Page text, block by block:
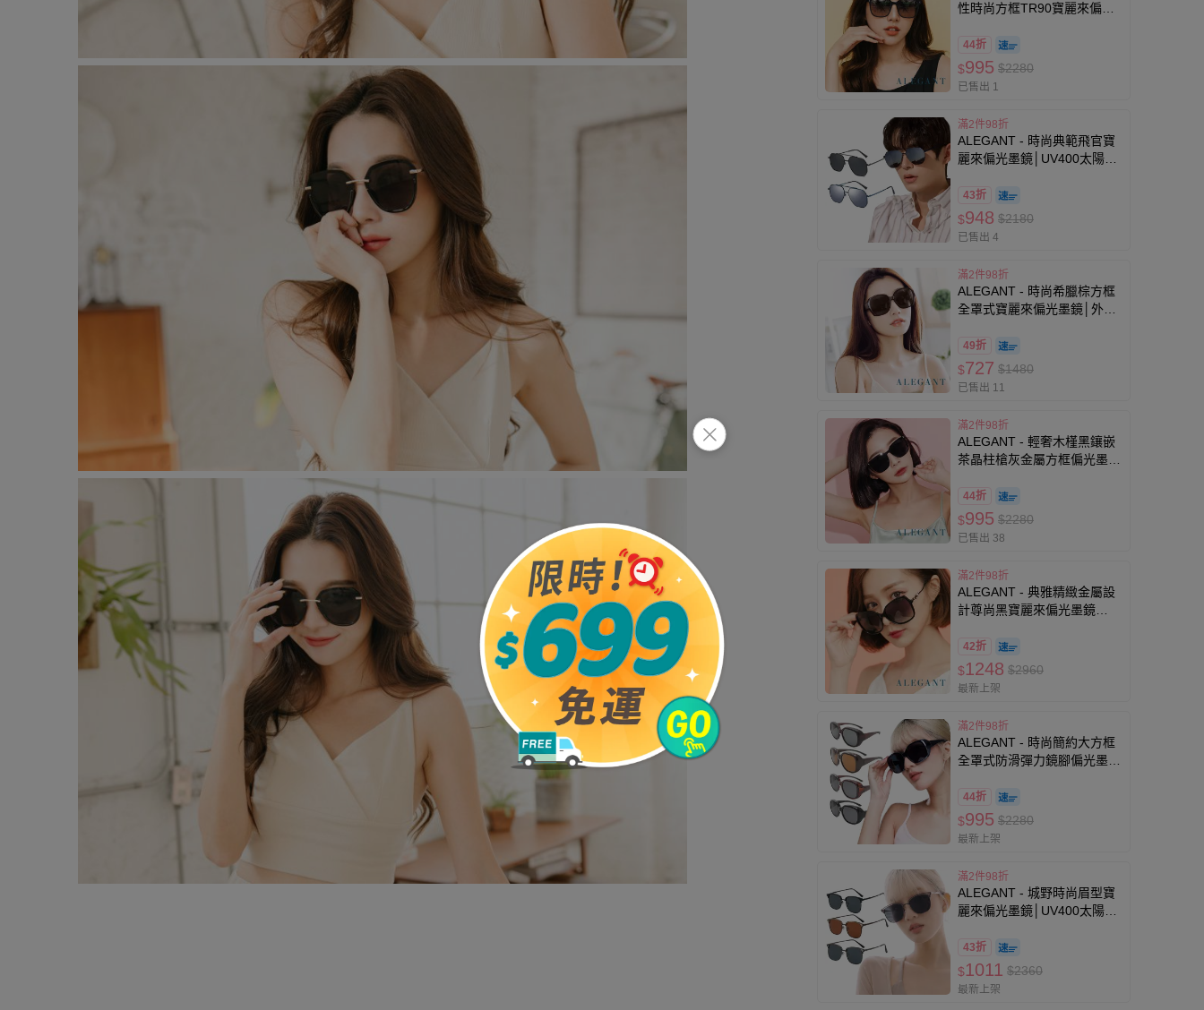
性時尚方框TR90寶麗來偏光
44折
$995 $2280
已售出 1
滿2件98折
ALEGANT - 時尚典範飛官寶
麗來偏光墨鏡│UV400太陽眼
43折
$948 $2180
已售出 4
滿2件98折
ALEGANT - 時尚希臘棕方框
全罩式寶麗來偏光墨鏡│外掛
車用太陽眼鏡│近視可戴外掛
寶麗來墨鏡
49折
$727 $1480
已售出 11
滿2件98折
ALEGANT - 輕奢木槿黑鑲嵌
茶晶柱槍灰金屬方框偏光墨鏡
44折
$995 $2280
已售出 38
滿2件98折
ALEGANT - 典雅精緻金屬設
計尊尚黑寶麗來偏光墨鏡
42折
$1248 $2960
最新上架
滿2件98折
ALEGANT - 時尚簡約大方框
全罩式防滑彈力鏡腳偏光墨鏡
44折
$995 $2280
最新上架
滿2件98折
ALEGANT - 城野時尚眉型寶
麗來偏光墨鏡│UV400太陽眼
43折
$1011 $2360
最新上架